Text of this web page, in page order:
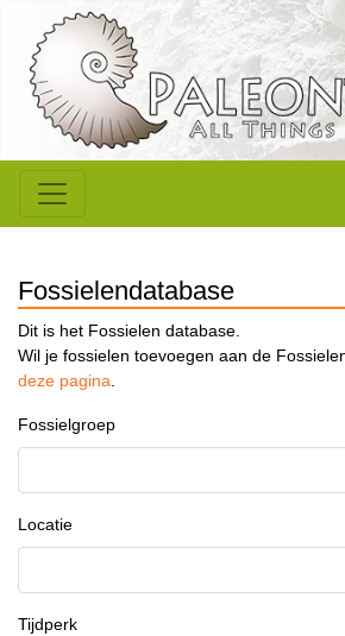
Fossielendatabase
Dit is het Fossielen database.
Wil je fossielen toevoegen aan de
deze pagina.
Fossielgroep
Locatie
Tijdperk